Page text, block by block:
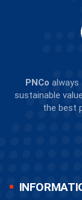
PNCo
sustainable
the best